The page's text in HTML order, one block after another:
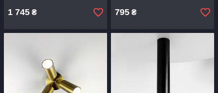
1 745 ₴ 795 ₴